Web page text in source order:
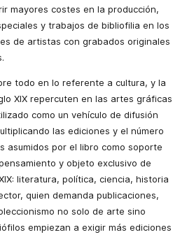
mayores costes en la producción,
y trabajos de bibliofilia en los
de artistas con grabados originales
todo en lo referente a cultura, y la
XIX repercuten en las artes gráficas
como un vehículo de difusión
las ediciones y el número
asumidos por el libro como soporte
y objeto exclusivo de
literatura, política, ciencia, historia
quien demanda publicaciones,
no solo de arte sino
empiezan a exigir más ediciones